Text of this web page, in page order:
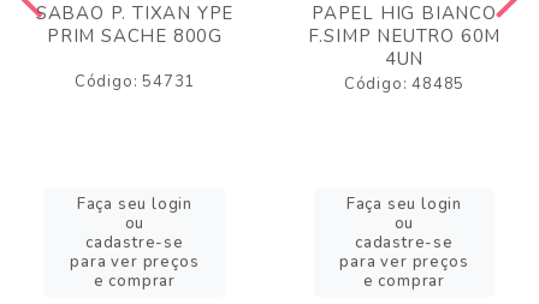
SABAO P. TIXAN YPE
PRIM SACHE 800G
Código: 54731
Faça seu login
ou
cadastre-se
para ver preços
e comprar
PAPEL HIG BIANCO
F.SIMP NEUTRO 60M
4UN
Código: 48485
Faça seu login
ou
cadastre-se
para ver preços
e comprar